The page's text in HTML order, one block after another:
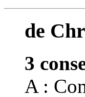
de
3
A :